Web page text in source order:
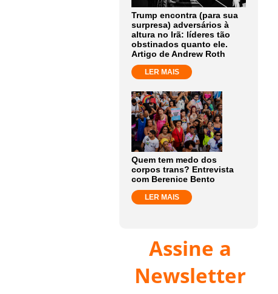
Trump encontra (para sua
surpresa) adversários à
altura no Irã: líderes tão
obstinados quanto ele.
Artigo de Andrew Roth
LER MAIS
Quem tem medo dos
corpos trans? Entrevista
com Berenice Bento
LER MAIS
Assine a
Newsletter